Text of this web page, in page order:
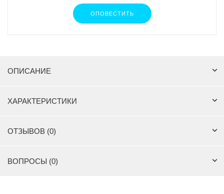
ОПОВЕСТИТЬ
ОПИСАНИЕ
ХАРАКТЕРИСТИКИ
ОТЗЫВОВ (0)
ВОПРОСЫ (0)